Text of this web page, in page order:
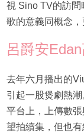
視 Sino TV的訪問
歌的意義同概念，
呂爵安
去年六月播出的
引起一股煲劇熱
平台上，上傳數
望拍續集，但也